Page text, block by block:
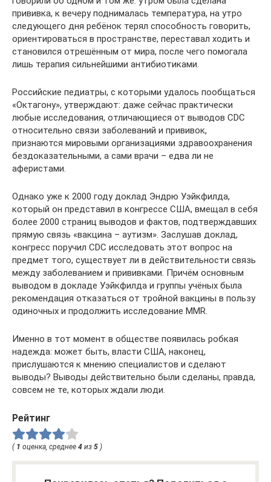
прививка, к вечеру поднималась температура, на утро
следующего дня ребёнок терял способность говорить,
ориентироваться в пространстве, переставал ходить и
становился отрешённым от мира, после чего помогала
лишь терапия сильнейшими антибиотиками.
Российские педиатры, с которыми удалось пообщаться
«Октагону», утверждают: даже сейчас практически
любые исследования, отличающиеся от выводов CDC
относительно связи заболеваний и прививок,
признаются мировыми организациями здравоохранения
бездоказательными, а сами врачи – едва ли не
аферистами.
Однако уже к 2000 году доклад Эндрю Уэйкфилда,
который он представил в конгрессе США, вмещал в себя
более 2000 страниц выводов и фактов, подтверждавших
прямую связь «вакцина – аутизм». Заслушав доклад,
конгресс поручил CDC исследовать этот вопрос на
предмет того, существует ли в действительности связь
между заболеванием и прививками. Причём основным
выводом в докладе Уэйкфилда и группы учёных была
рекомендация отказаться от тройной вакцины в пользу
одиночных и продолжить исследование MMR.
Именно в тот момент в обществе появилась робкая
надежда: может быть, власти США, наконец,
прислушаются к мнению специалистов и сделают
выводы? Выводы действительно были сделаны, правда,
совсем не те, которых ждали люди.
Рейтинг
( 1 оценка, среднее 4 из 5 )